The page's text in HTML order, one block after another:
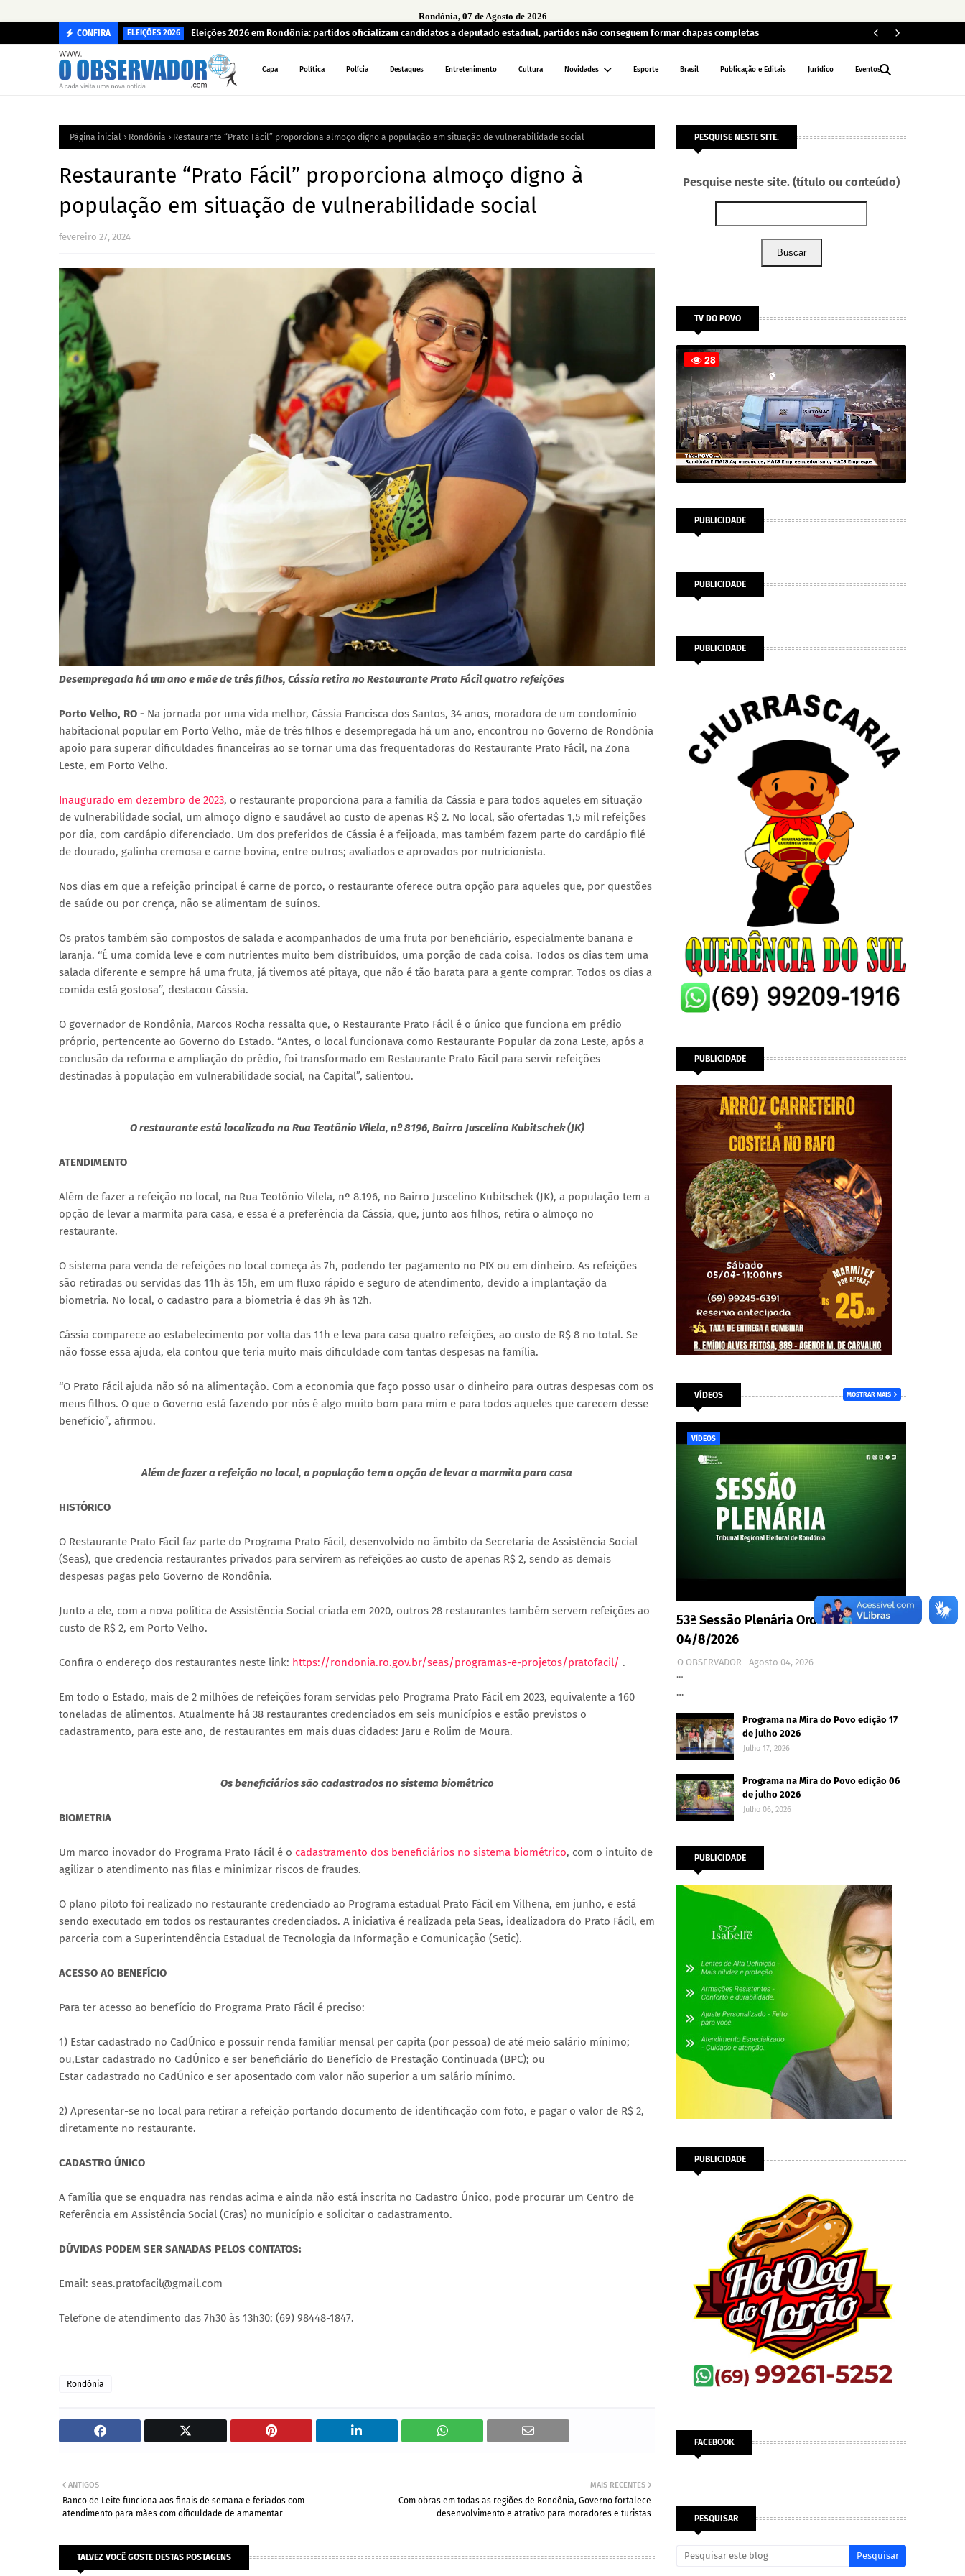
Rondônia, 07 de Agosto de 2026
CONFIRA ELEIÇÕES 2026 Eleições 2026 em Rondônia: partidos oficializam candidatos a deputado estadual, partidos não conseguem formar chapas completas
Capa Política Polícia Destaques Entretenimento Cultura Novidades Esporte Brasil Publicação e Editais Jurídico Eventos
Página inicial Rondônia Restaurante “Prato Fácil” proporciona almoço digno à população em situação de vulnerabilidade social
Restaurante “Prato Fácil” proporciona almoço digno à
população em situação de vulnerabilidade social
fevereiro 27, 2024
Desempregada há um ano e mãe de três filhos, Cássia retira no Restaurante Prato Fácil quatro refeições
Porto Velho, RO - Na jornada por uma vida melhor, Cássia Francisca dos Santos, 34 anos, moradora de um condomínio
habitacional popular em Porto Velho, mãe de três filhos e desempregada há um ano, encontrou no Governo de Rondônia
apoio para superar dificuldades financeiras ao se tornar uma das frequentadoras do Restaurante Prato Fácil, na Zona
Leste, em Porto Velho.
Inaugurado em dezembro de 2023, o restaurante proporciona para a família da Cássia e para todos aqueles em situação
de vulnerabilidade social, um almoço digno e saudável ao custo de apenas R$ 2. No local, são ofertadas 1,5 mil refeições
por dia, com cardápio diferenciado. Um dos preferidos de Cássia é a feijoada, mas também fazem parte do cardápio filé
de dourado, galinha cremosa e carne bovina, entre outros; avaliados e aprovados por nutricionista.
Nos dias em que a refeição principal é carne de porco, o restaurante oferece outra opção para aqueles que, por questões
de saúde ou por crença, não se alimentam de suínos.
Os pratos também são compostos de salada e acompanhados de uma fruta por beneficiário, especialmente banana e
laranja. ‘‘É uma comida leve e com nutrientes muito bem distribuídos, uma porção de cada coisa. Todos os dias tem uma
salada diferente e sempre há uma fruta, já tivemos até pitaya, que não é tão barata para a gente comprar. Todos os dias a
comida está gostosa’’, destacou Cássia.
O governador de Rondônia, Marcos Rocha ressalta que, o Restaurante Prato Fácil é o único que funciona em prédio
próprio, pertencente ao Governo do Estado. “Antes, o local funcionava como Restaurante Popular da zona Leste, após a
conclusão da reforma e ampliação do prédio, foi transformado em Restaurante Prato Fácil para servir refeições
destinadas à população em vulnerabilidade social, na Capital”, salientou.
O restaurante está localizado na Rua Teotônio Vilela, nº 8196, Bairro Juscelino Kubitschek (JK)
ATENDIMENTO
Além de fazer a refeição no local, na Rua Teotônio Vilela, nº 8.196, no Bairro Juscelino Kubitschek (JK), a população tem a
opção de levar a marmita para casa, e essa é a preferência da Cássia, que, junto aos filhos, retira o almoço no
restaurante.
O sistema para venda de refeições no local começa às 7h, podendo ter pagamento no PIX ou em dinheiro. As refeições
são retiradas ou servidas das 11h às 15h, em um fluxo rápido e seguro de atendimento, devido a implantação da
biometria. No local, o cadastro para a biometria é das 9h às 12h.
Cássia comparece ao estabelecimento por volta das 11h e leva para casa quatro refeições, ao custo de R$ 8 no total. Se
não fosse essa ajuda, ela contou que teria muito mais dificuldade com tantas despesas na família.
‘‘O Prato Fácil ajuda não só na alimentação. Com a economia que faço posso usar o dinheiro para outras despesas com os
meus filhos. O que o Governo está fazendo por nós é algo muito bom para mim e para todos aqueles que carecem desse
benefício”, afirmou.
Além de fazer a refeição no local, a população tem a opção de levar a marmita para casa
HISTÓRICO
O Restaurante Prato Fácil faz parte do Programa Prato Fácil, desenvolvido no âmbito da Secretaria de Assistência Social
(Seas), que credencia restaurantes privados para servirem as refeições ao custo de apenas R$ 2, sendo as demais
despesas pagas pelo Governo de Rondônia.
Junto a ele, com a nova política de Assistência Social criada em 2020, outros 28 restaurantes também servem refeições ao
custo de R$ 2, em Porto Velho.
Confira o endereço dos restaurantes neste link: https://rondonia.ro.gov.br/seas/programas-e-projetos/pratofacil/ .
Em todo o Estado, mais de 2 milhões de refeições foram servidas pelo Programa Prato Fácil em 2023, equivalente a 160
toneladas de alimentos. Atualmente há 38 restaurantes credenciados em seis municípios e estão previstos o
cadastramento, para este ano, de restaurantes em mais duas cidades: Jaru e Rolim de Moura.
Os beneficiários são cadastrados no sistema biométrico
BIOMETRIA
Um marco inovador do Programa Prato Fácil é o cadastramento dos beneficiários no sistema biométrico, com o intuito de
agilizar o atendimento nas filas e minimizar riscos de fraudes.
O plano piloto foi realizado no restaurante credenciado ao Programa estadual Prato Fácil em Vilhena, em junho, e está
sendo executado em todos os restaurantes credenciados. A iniciativa é realizada pela Seas, idealizadora do Prato Fácil, em
parceria com a Superintendência Estadual de Tecnologia da Informação e Comunicação (Setic).
ACESSO AO BENEFÍCIO
Para ter acesso ao benefício do Programa Prato Fácil é preciso:
1) Estar cadastrado no CadÚnico e possuir renda familiar mensal per capita (por pessoa) de até meio salário mínimo;
ou,Estar cadastrado no CadÚnico e ser beneficiário do Benefício de Prestação Continuada (BPC); ou
Estar cadastrado no CadÚnico e ser aposentado com valor não superior a um salário mínimo.
2) Apresentar-se no local para retirar a refeição portando documento de identificação com foto, e pagar o valor de R$ 2,
diretamente no restaurante.
CADASTRO ÚNICO
A família que se enquadra nas rendas acima e ainda não está inscrita no Cadastro Único, pode procurar um Centro de
Referência em Assistência Social (Cras) no município e solicitar o cadastramento.
DÚVIDAS PODEM SER SANADAS PELOS CONTATOS:
Email: seas.pratofacil@gmail.com
Telefone de atendimento das 7h30 às 13h30: (69) 98448-1847.
Rondônia
MAIS RECENTES
Com obras em todas as regiões de Rondônia, Governo fortalece
desenvolvimento e atrativo para moradores e turistas
ANTIGOS
Banco de Leite funciona aos finais de semana e feriados com
atendimento para mães com dificuldade de amamentar
TALVEZ VOCÊ GOSTE DESTAS POSTAGENS
PESQUISE NESTE SITE.
Pesquise neste site. (título ou conteúdo)
Buscar
TV DO POVO
PUBLICIDADE
PUBLICIDADE
PUBLICIDADE
PUBLICIDADE
VÍDEOS MOSTRAR MAIS
VÍDEOS
53ª Sessão Plenária Ordinária -
04/8/2026
O OBSERVADOR
Agosto 04, 2026
…
…
Programa na Mira do Povo edição 17
de julho 2026
Julho 17, 2026
Programa na Mira do Povo edição 06
de julho 2026
Julho 06, 2026
PUBLICIDADE
PUBLICIDADE
FACEBOOK
PESQUISAR